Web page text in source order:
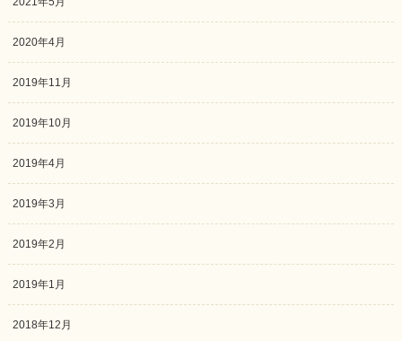
2020年4月
2019年11月
2019年10月
2019年4月
2019年3月
2019年2月
2019年1月
2018年12月